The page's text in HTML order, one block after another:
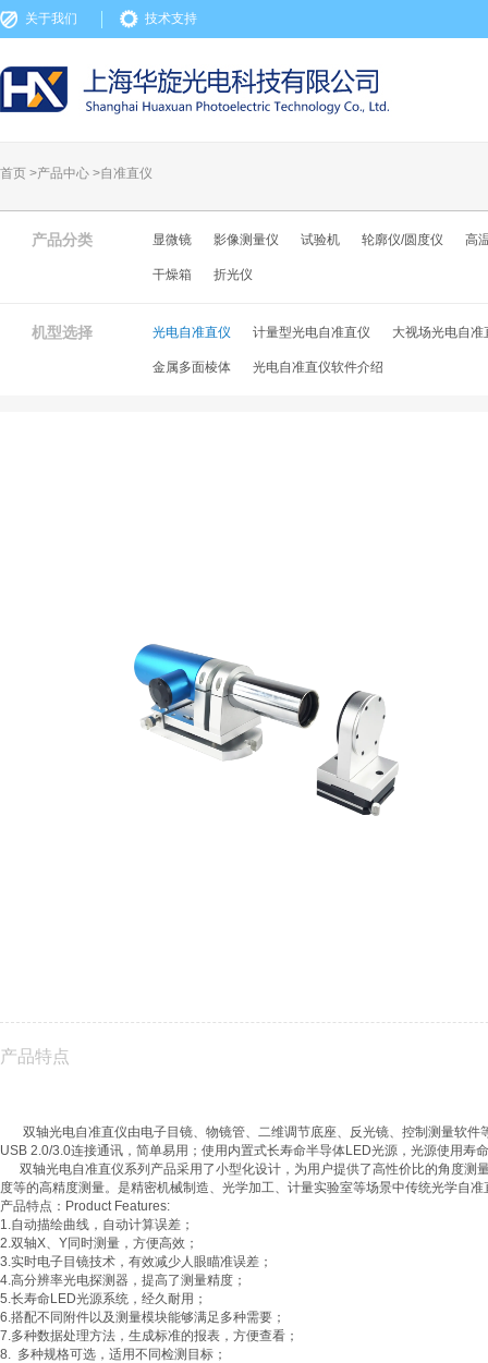
关于我们 技术支持
首页 >产品中心 >自准直仪
产品分类 显微镜 影像测量仪 试验机 轮廓仪/圆度仪 高
干燥箱 折光仪
机型选择 光电自准直仪 计量型光电自准直仪 大视场光电自准
金属多面棱体 光电自准直仪软件介绍
产品特点
双轴光电自准直仪由电子目镜、物镜管、二维调节底座、反光镜、控制测量软件
USB 2.0/3.0连接通讯，简单易用；使用内置式长寿命半导体LED光源，光源使用寿
双轴光电自准直仪系列产品采用了小型化设计，为用户提供了高性价比的角度测
度等的高精度测量。是精密机械制造、光学加工、计量实验室等场景中传统光学自
产品特点：Product Features:
1.自动描绘曲线，自动计算误差；
2.双轴X、Y同时测量，方便高效；
3.实时电子目镜技术，有效减少人眼瞄准误差；
4.高分辨率光电探测器，提高了测量精度；
5.长寿命LED光源系统，经久耐用；
6.搭配不同附件以及测量模块能够满足多种需要；
7.多种数据处理方法，生成标准的报表，方便查看；
8. 多种规格可选，适用不同检测目标；